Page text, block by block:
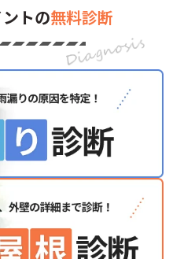
トの無料診断